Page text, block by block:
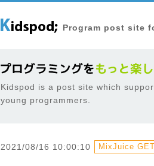
Program post site
Kidspod is a post site which
young programmers.
2021/08/16 10:00:10 MixJuice